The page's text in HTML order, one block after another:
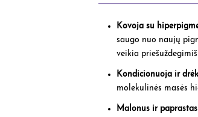
Kovoja su
saugo nuo naujų
veikia
Kondicionuoja ir
molekulinės masės
Malonus ir